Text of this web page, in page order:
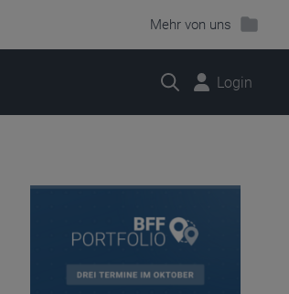
Mehr von uns
Suche Login